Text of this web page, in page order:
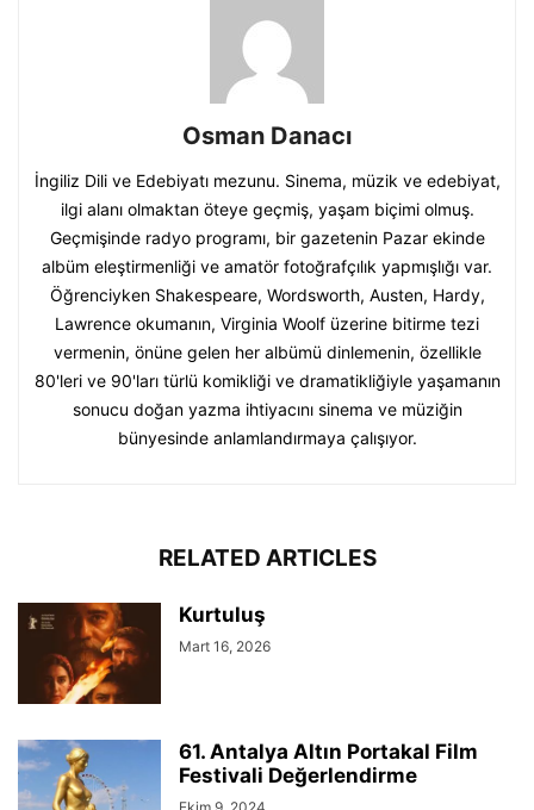
Osman Danacı
İngiliz Dili ve Edebiyatı mezunu. Sinema, müzik ve edebiyat,
ilgi alanı olmaktan öteye geçmiş, yaşam biçimi olmuş.
Geçmişinde radyo programı, bir gazetenin Pazar ekinde
albüm eleştirmenliği ve amatör fotoğrafçılık yapmışlığı var.
Öğrenciyken Shakespeare, Wordsworth, Austen, Hardy,
Lawrence okumanın, Virginia Woolf üzerine bitirme tezi
vermenin, önüne gelen her albümü dinlemenin, özellikle
80'leri ve 90'ları türlü komikliği ve dramatikliğiyle yaşamanın
sonucu doğan yazma ihtiyacını sinema ve müziğin
bünyesinde anlamlandırmaya çalışıyor.
RELATED ARTICLES
Kurtuluş
Mart 16, 2026
61. Antalya Altın Portakal Film
Festivali Değerlendirme